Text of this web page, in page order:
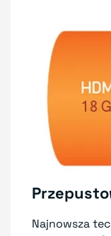
Najnowsza